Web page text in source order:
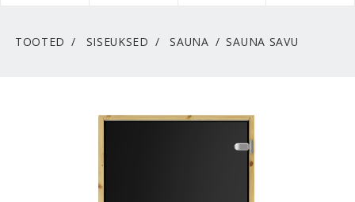
TOOTED SISEUKSED SAUNA SAUNA SAVU